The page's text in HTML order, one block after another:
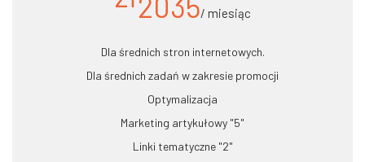
/ miesiąc
Dla średnich stron internetowych.
Dla średnich zadań w zakresie promocji
Optymalizacja
Marketing artykułowy "5"
Linki tematyczne "2"